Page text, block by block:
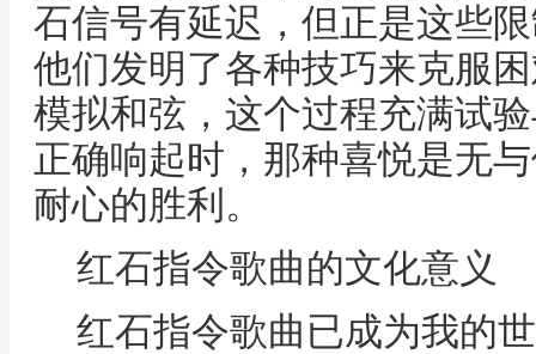
石信号有延迟，但正是这些
他们发明了各种技巧来克服
模拟和弦，这个过程充满试
正确响起时，那种喜悦是无
耐心的胜利。
红石指令歌曲的文化意义
红石指令歌曲已成为我的